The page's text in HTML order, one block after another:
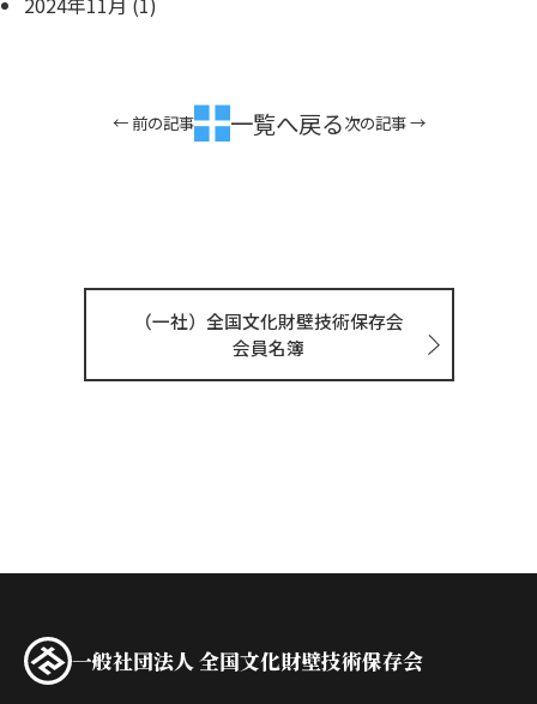
← 前の記事 一覧へ戻る次の記事 →
（一社）全国文化財壁技術保存会
会員名簿
一般社団法人 全国文化財壁技術保存会